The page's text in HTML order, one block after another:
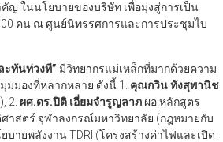
ญ ในนโยบายของบริษัท เพื่อมุ่งสู่การเป็น
คน ณ ศูนย์นิทรรศการและการประชุมไบ
ะทันท่วงที” มีวิทยากรแม่เหล็กที่มากด้วยความ
มองที่หลากหลาย ดังนี้ 1. คุณกวิน ทังสุพานิช
2. ผศ.ดร.ปิติ เอี่ยมจำรูญลาภ ผอ.หลักสูตร
สตร์ จุฬาลงกรณ์มหาวิทยาลัย (กฎหมายกับ
บายพลังงาน TDRI (โครงสร้างค่าไฟและเปิด